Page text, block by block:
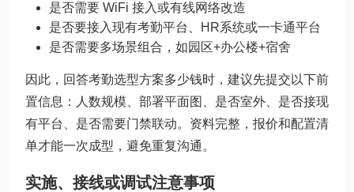
是否需要 WiFi 接入或有线网络改造
是否要接入现有考勤平台、HR系统或一卡通平台
是否需要多场景组合，如园区+办公楼+宿舍
因此，回答考勤选型方案多少钱时，建议先提交以下前
置信息：人数规模、部署平面图、是否室外、是否接现
有平台、是否需要门禁联动。资料完整，报价和配置清
单才能一次成型，避免重复沟通。
实施、接线或调试注意事项